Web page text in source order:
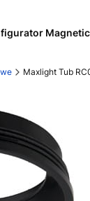
Magnetic
Maxlight Tub